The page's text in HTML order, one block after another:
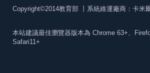
Copyright©2014教育部 丨系統維運廠商：卡米
本站建議最佳瀏覽器版本為 Chrome 63+、
Safari11+